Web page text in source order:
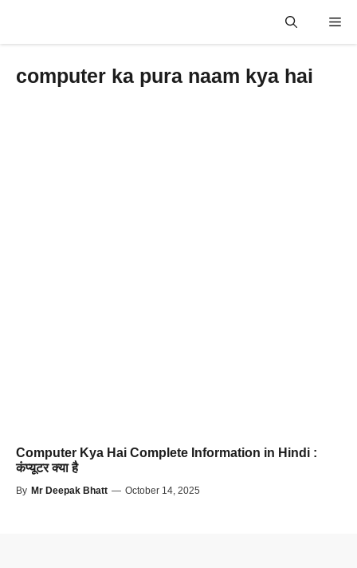
computer ka pura naam kya hai
Computer Kya Hai Complete Information in Hindi :
कंप्यूटर क्या है
By Mr Deepak Bhatt — October 14, 2025